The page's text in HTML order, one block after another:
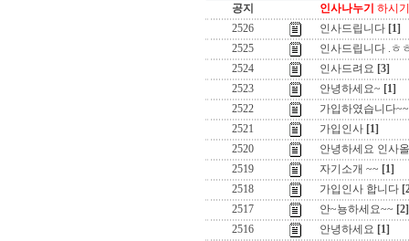
공지 인사나누기 하시
2526
인사드립니다 [1]
2525
인사드립니다 .ㅎ
2524
인사드려요 [3]
2523
안녕하세요~ [1]
2522
가입하였습니다
2521
가입인사 [1]
2520
안녕하세요 인사
2519
자기소개 ~~ [1]
2518
가입인사 합니다
2517
안~뇽하세요~~ [2]
2516
안녕하세요 [1]